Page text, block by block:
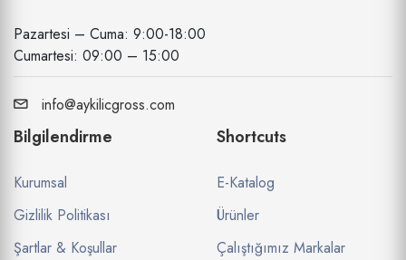
Pazartesi – Cuma: 9:00-18:00
Cumartesi: 09:00 – 15:00
info@aykilicgross.com
Bilgilendirme
Kurumsal
Gizlilik Politikası
Şartlar & Koşullar
Shortcuts
E-Katalog
Ürünler
Çalıştığımız Markalar